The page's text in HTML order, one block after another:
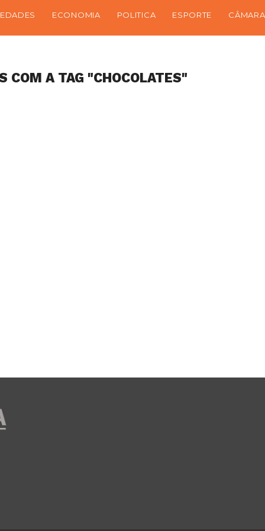
ECONOMIA POLITICA ESPORTE
COM A TAG "CHOCOLATES"